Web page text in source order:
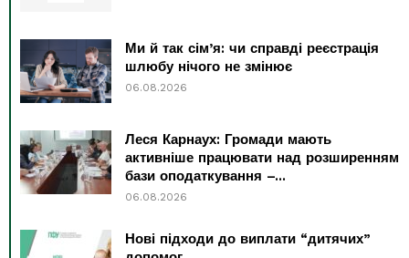
Ми й так сім’я: чи справді реєстрація
шлюбу нічого не змінює
06.08.2026
Леся Карнаух: Громади мають
активніше працювати над розширенням
бази оподаткування –...
06.08.2026
Нові підходи до виплати “дитячих”